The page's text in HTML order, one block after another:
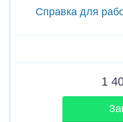
Справка для
1